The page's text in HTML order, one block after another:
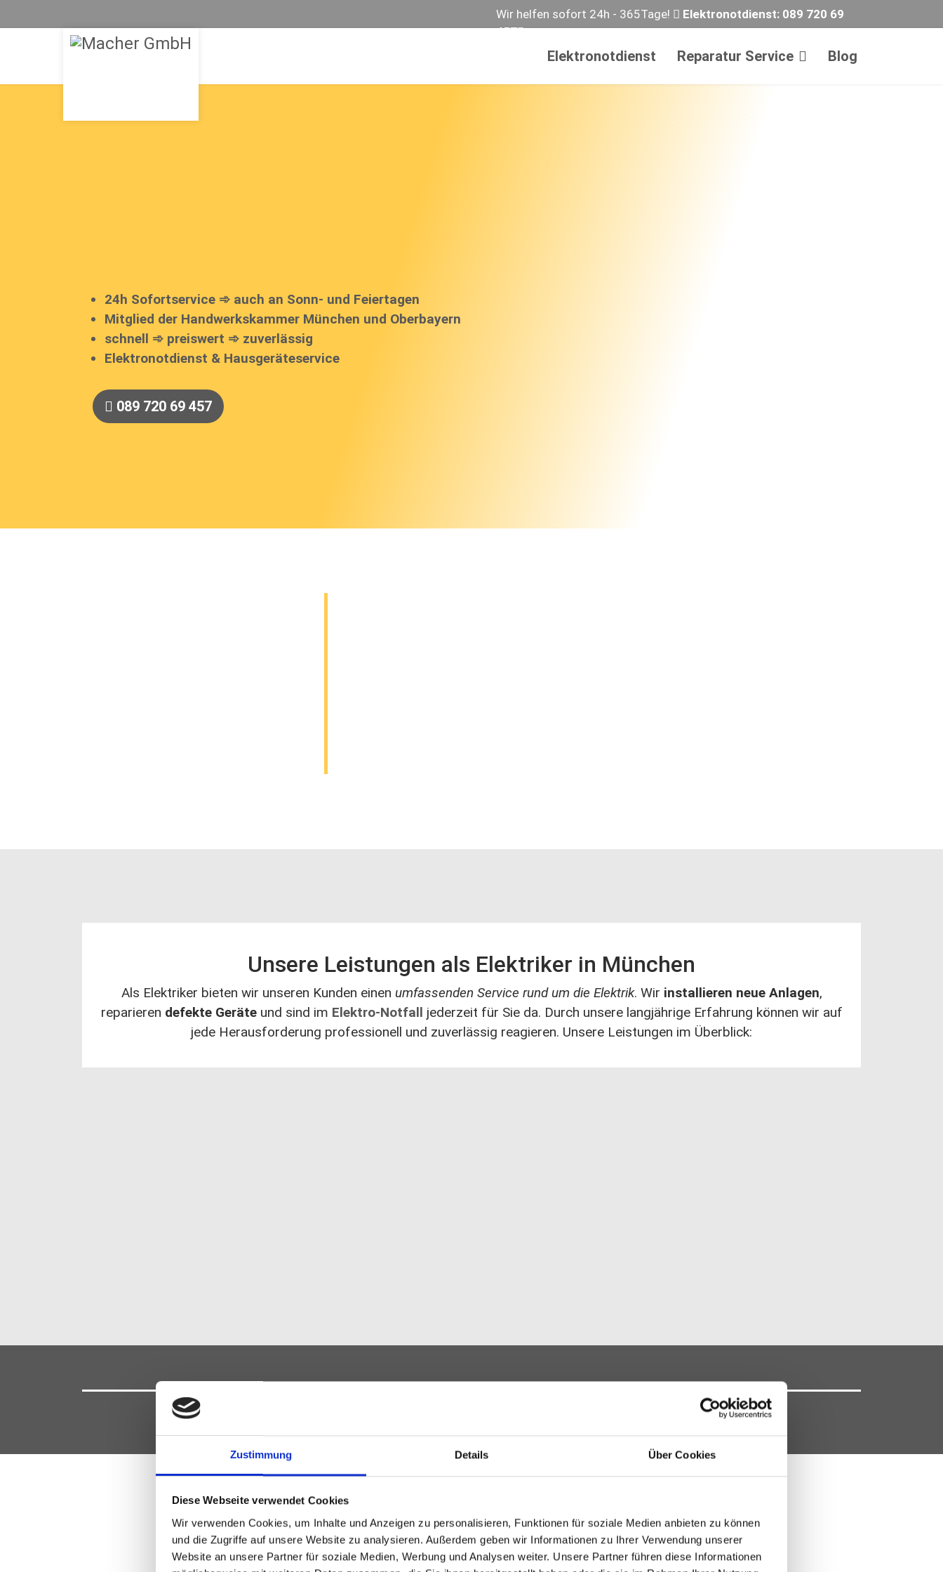
Zustimmung Details Über Cookies
Diese Webseite verwendet Cookies
Wir verwenden Cookies, um Inhalte und Anzeigen zu personalisieren, Funktionen für soziale Medien anbieten zu können
und die Zugriffe auf unsere Website zu analysieren. Außerdem geben wir Informationen zu Ihrer Verwendung unserer
Website an unsere Partner für soziale Medien, Werbung und Analysen weiter. Unsere Partner führen diese Informationen
Wir helfen sofort 24h - 365Tage! Elektronotdienst: 089 720 69
457
Elektronotdienst Reparatur Service Blog
24h Sofortservice ➾ auch an Sonn- und Feiertagen
Mitglied der Handwerkskammer München und Oberbayern
schnell ➾ preiswert ➾ zuverlässig
Elektronotdienst & Hausgeräteservice
089 720 69 457
Unsere Leistungen als Elektriker in München
Als Elektriker bieten wir unseren Kunden einen umfassenden Service rund um die Elektrik. Wir installieren neue Anlagen,
reparieren defekte Geräteund sind im Elektro-Notfall jederzeit für Sie da. Durch unsere langjährige Erfahrung können wir auf
jede Herausforderung professionell und zuverlässig reagieren. Unsere Leistungen im Überblick:
Elektroinstallation – von der Beratung bis zur Montage